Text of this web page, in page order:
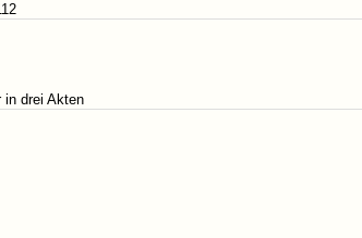
in drei Akten